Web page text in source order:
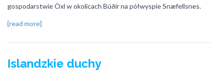
gospodarstwie Öxl w okolicach Búðir na półwyspie Snæfellsnes.
[read more]
Islandzkie duchy